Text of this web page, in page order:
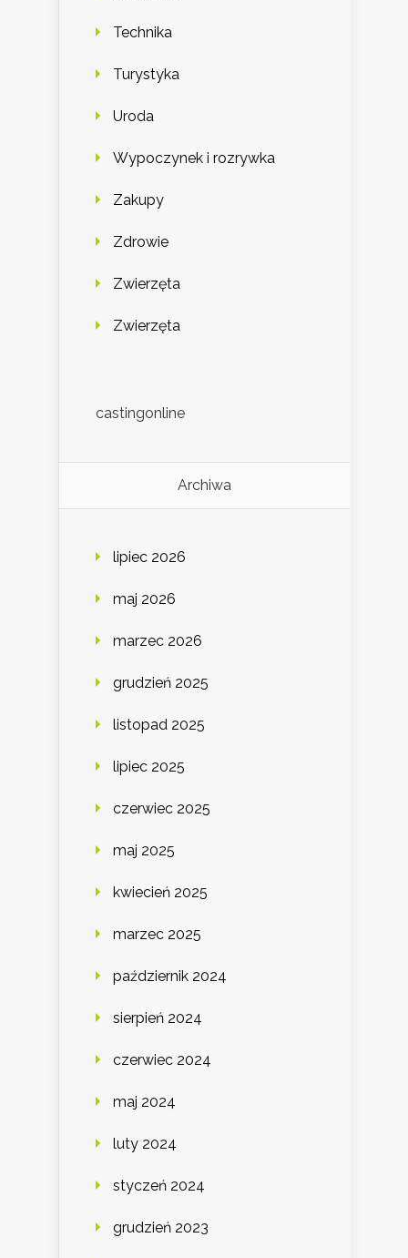
Technika
Turystyka
Uroda
Wypoczynek i rozrywka
Zakupy
Zdrowie
Zwierzęta
Zwierzęta
castingonline
Archiwa
lipiec 2026
maj 2026
marzec 2026
grudzień 2025
listopad 2025
lipiec 2025
czerwiec 2025
maj 2025
kwiecień 2025
marzec 2025
październik 2024
sierpień 2024
czerwiec 2024
maj 2024
luty 2024
styczeń 2024
grudzień 2023